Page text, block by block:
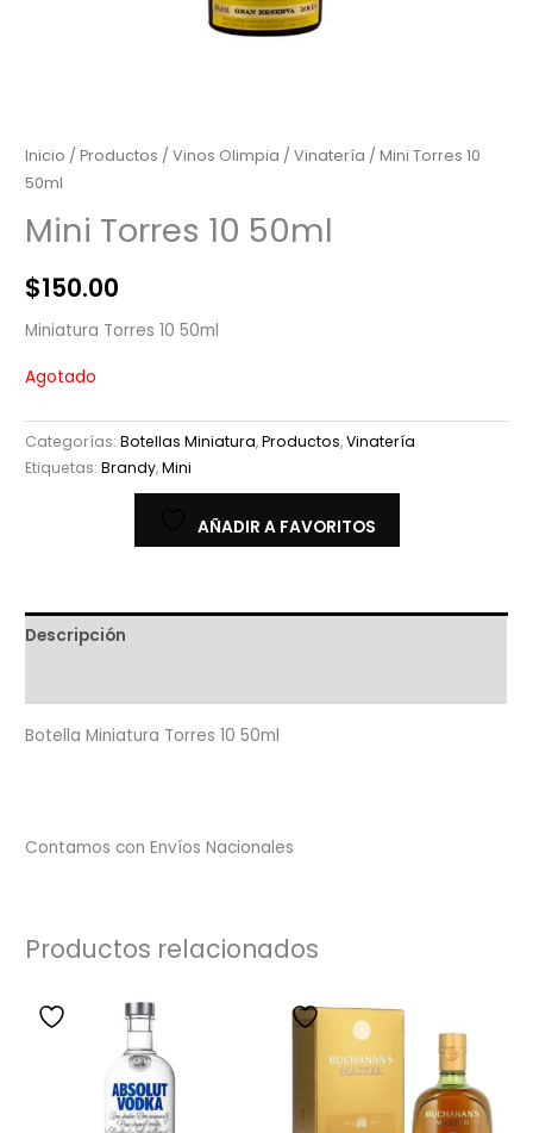
Inicio /Productos /Vinos Olimpia /Vinatería / Mini Torres 10
50ml
Mini Torres 10 50ml
$150.00
Miniatura Torres 10 50ml
Agotado
Categorías:Botellas Miniatura,Productos,Vinatería
Etiquetas:Brandy,Mini
AÑADIR A FAVORITOS
Descripción
Botella Miniatura Torres 10 50ml
Contamos con Envíos Nacionales
Productos relacionados